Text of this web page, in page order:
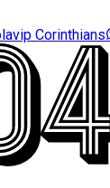
Corinthians